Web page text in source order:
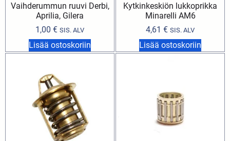
Vaihderummun ruuvi Derbi,
Aprilia, Gilera
1,00 € SIS. ALV
Lisää ostoskoriin
Kytkinkeskiön lukkoprikka
Minarelli AM6
4,61 € SIS. ALV
Lisää ostoskoriin